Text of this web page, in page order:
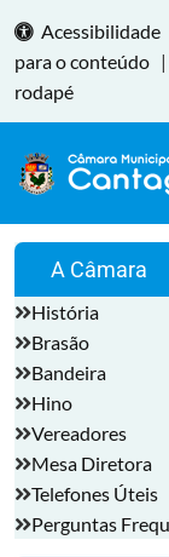
Acessibilidade
para o conteúdo |
rodapé
A Câmara
História
Brasão
Bandeira
Hino
Vereadores
Mesa Diretora
Telefones Úteis
Perguntas